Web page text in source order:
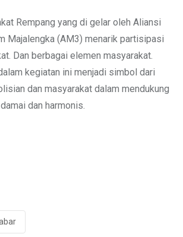
Rempang yang di gelar oleh Aliansi
Majalengka (AM3) menarik partisipasi
Dan berbagai elemen masyarakat.
kegiatan ini menjadi simbol dari
dan masyarakat dalam mendukung
dan harmonis.